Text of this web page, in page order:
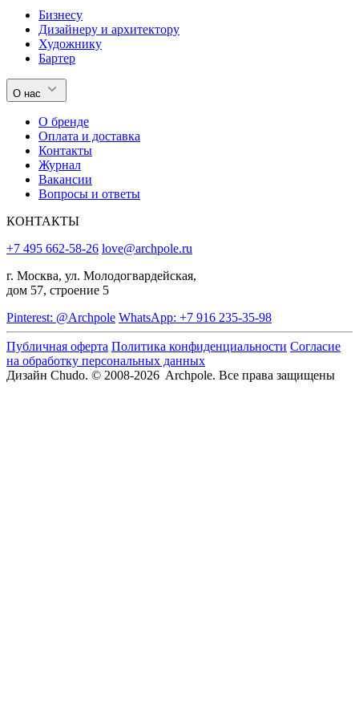
Бизнесу
Дизайнеру и архитектору
Художнику
Бартер
О нас
О бренде
Оплата и доставка
Контакты
Журнал
Вакансии
Вопросы и ответы
КОНТАКТЫ
+7 495 662-58-26 love@archpole.ru
г. Москва, ул. Молодогвардейская,
дом 57, строение 5
Pinterest: @Archpole WhatsApp: +7 916 235-35-98
Публичная оферта Политика конфиденциальности Согласие
на обработку персональных данных
Дизайн Chudo. © 2008-2026 Archpole. Все права защищены